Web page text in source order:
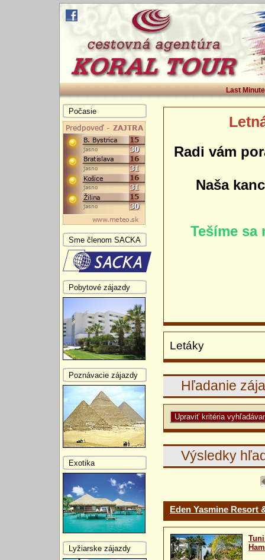
Last Minute
Radi vám
Naša
Tešíme sa
Letáky
Hľadanie
Výsledky
Eden Yasmine Resort
Počasie
Sme členom SACKA
Pobytové zájazdy
Poznávacie zájazdy
Exotika
Lyžiarske zájazdy